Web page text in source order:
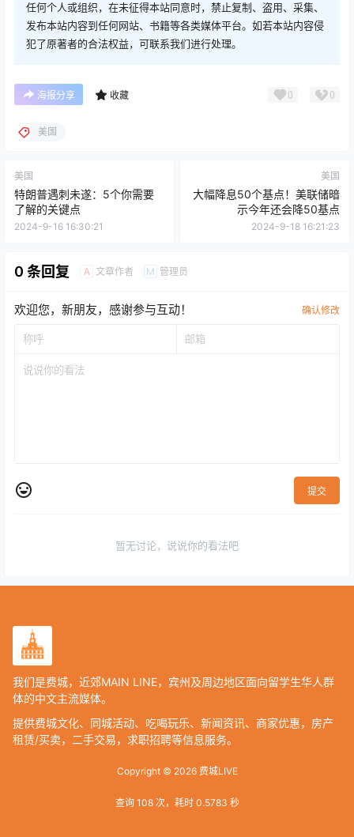
任何个人或组织，在未征得本站同意时，禁止复制、盗用、采集、
发布本站内容到任何网站、书籍等各类媒体平台。如若本站内容侵
犯了原著者的合法权益，可联系我们进行处理。
海报分享 收藏 0 0
美国
美国
特朗普遇刺未遂：5个你需要
了解的关键点
2024-9-16 16:30:21
美国
大幅降息50个基点！美联储暗
示今年还会降50基点
2024-9-18 16:21:23
0 条回复 A 文章作者 M 管理员
欢迎您，新朋友，感谢参与互动！ 确认修改
提交
暂无讨论，说说你的看法吧
我们是费城，近郊MAIN LINE，宾州及周边地区面向留学生华人群
体的中文主流媒体。
提供费城文化、同城活动、吃喝玩乐、新闻资讯、商家优惠，房产
租赁/买卖，二手交易，求职招聘等信息服务。
Copyright © 2026费城LIVE
查询 108 次，耗时 0.5783 秒